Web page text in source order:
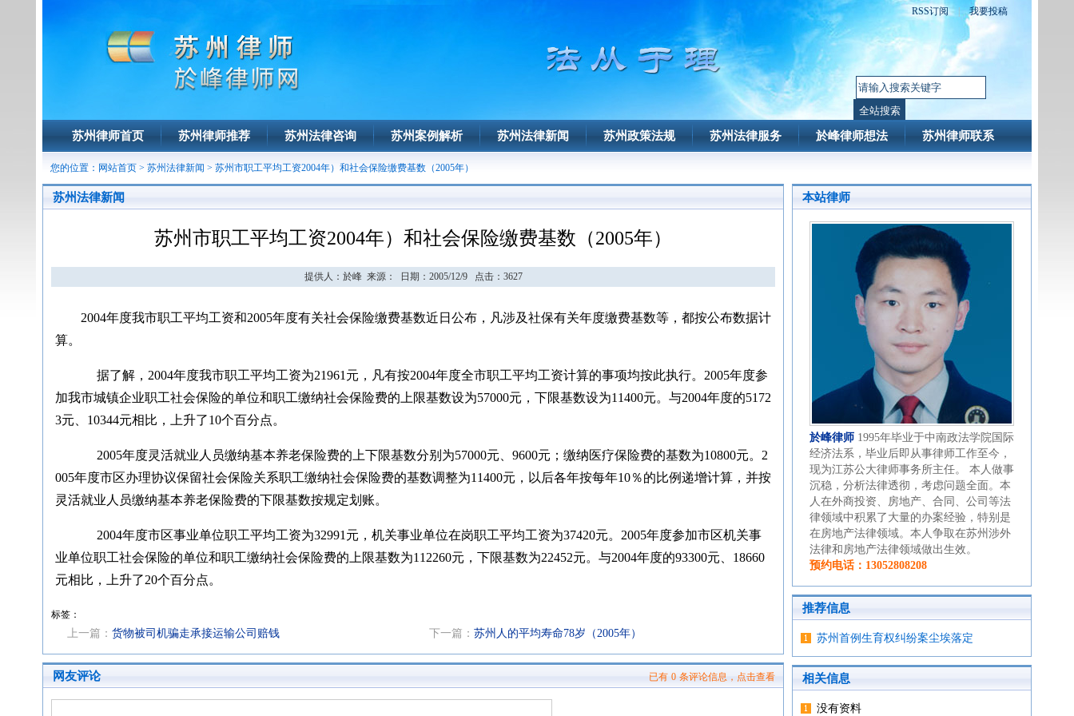
RSS订阅|我要投稿
苏州律师首页 苏州律师推荐 苏州法律咨询 苏州案例解析 苏州法律新闻 苏州政策法规 苏州法律服务 於峰律师想法 苏州律师联系
您的位置： 网站首页 > 苏州法律新闻 > 苏州市职工平均工资2004年）和社会保险缴费基数（2005年）
苏州法律新闻
苏州市职工平均工资2004年）和社会保险缴费基数（2005年）
提供人：於峰 来源： 日期：2005/12/9 点击： 3627
2004年度我市职工平均工资和2005年度有关社会保险缴费基数近日公布，凡涉及社保有关年度缴费基数等，都按公布数据计
算。
据了解，2004年度我市职工平均工资为21961元，凡有按2004年度全市职工平均工资计算的事项均按此执行。2005年度参
加我市城镇企业职工社会保险的单位和职工缴纳社会保险费的上限基数设为57000元，下限基数设为11400元。与2004年度的5172
3元、10344元相比，上升了10个百分点。
2005年度灵活就业人员缴纳基本养老保险费的上下限基数分别为57000元、9600元；缴纳医疗保险费的基数为10800元。2
005年度市区办理协议保留社会保险关系职工缴纳社会保险费的基数调整为11400元，以后各年按每年10％的比例递增计算，并按
灵活就业人员缴纳基本养老保险费的下限基数按规定划账。
2004年度市区事业单位职工平均工资为32991元，机关事业单位在岗职工平均工资为37420元。2005年度参加市区机关事
业单位职工社会保险的单位和职工缴纳社会保险费的上限基数为112260元，下限基数为22452元。与2004年度的93300元、18660
元相比，上升了20个百分点。
标签：
上一篇： 货物被司机骗走承接运输公司赔钱 下一篇： 苏州人的平均寿命78岁（2005年）
已有 0 条评论信息，点击查看
网友评论
本站律师
於峰律师 1995年毕业于中南政法学院国际
经济法系，毕业后即从事律师工作至今，
现为江苏公大律师事务所主任。 本人做事
沉稳，分析法律透彻，考虑问题全面。本
人在外商投资、房地产、合同、公司等法
律领域中积累了大量的办案经验，特别是
在房地产法律领域。本人争取在苏州涉外
法律和房地产法律领域做出生效。
预约电话：13052808208
推荐信息
苏州首例生育权纠纷案尘埃落定
相关信息
没有资料